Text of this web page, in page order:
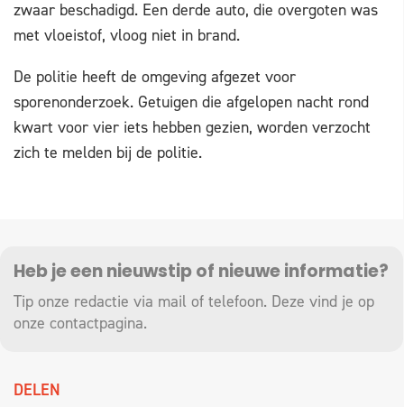
zwaar beschadigd. Een derde auto, die overgoten was
met vloeistof, vloog niet in brand.
De politie heeft de omgeving afgezet voor
sporenonderzoek. Getuigen die afgelopen nacht rond
kwart voor vier iets hebben gezien, worden verzocht
zich te melden bij de politie.
Heb je een nieuwstip of nieuwe informatie?
Tip onze redactie via mail of telefoon. Deze vind je op
onze contactpagina.
DELEN